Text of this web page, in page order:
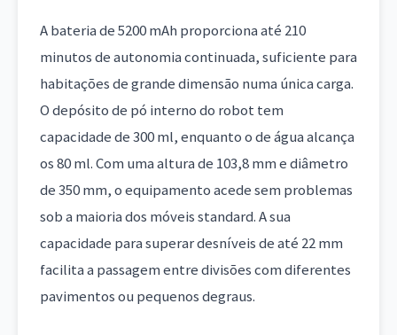
A bateria de 5200 mAh proporciona até 210
minutos de autonomia continuada, suficiente para
habitações de grande dimensão numa única carga.
O depósito de pó interno do robot tem
capacidade de 300 ml, enquanto o de água alcança
os 80 ml. Com uma altura de 103,8 mm e diâmetro
de 350 mm, o equipamento acede sem problemas
sob a maioria dos móveis standard. A sua
capacidade para superar desníveis de até 22 mm
facilita a passagem entre divisões com diferentes
pavimentos ou pequenos degraus.